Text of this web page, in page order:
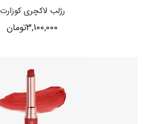
رژلب لاکچری کوزارت
3,100,000تومان